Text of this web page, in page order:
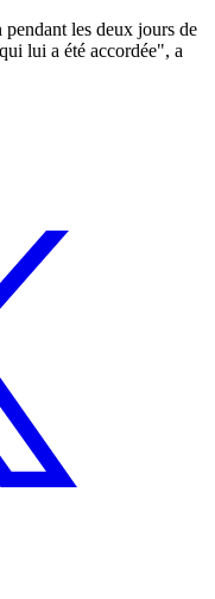
les deux jours de
lui a été accordée", a